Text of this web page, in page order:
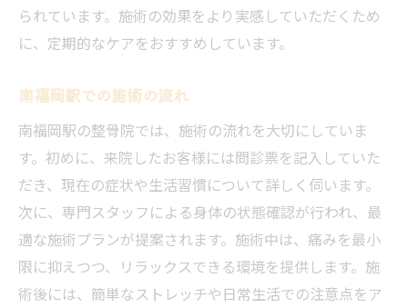
られています。施術の効果をより実感していただくため
に、定期的なケアをおすすめしています。
南福岡駅での施術の流れ
南福岡駅の整骨院では、施術の流れを大切にしていま
す。初めに、来院したお客様には問診票を記入していた
だき、現在の症状や生活習慣について詳しく伺います。
次に、専門スタッフによる身体の状態確認が行われ、最
適な施術プランが提案されます。施術中は、痛みを最小
限に抑えつつ、リラックスできる環境を提供します。施
術後には、簡単なストレッチや日常生活での注意点をア